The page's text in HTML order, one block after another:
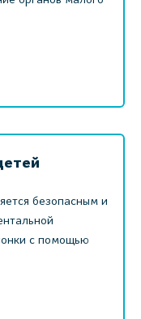
безопасным и
с помощью